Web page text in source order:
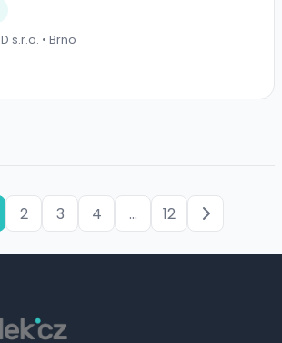
s.r.o. • Brno
2 3 4 ... 12